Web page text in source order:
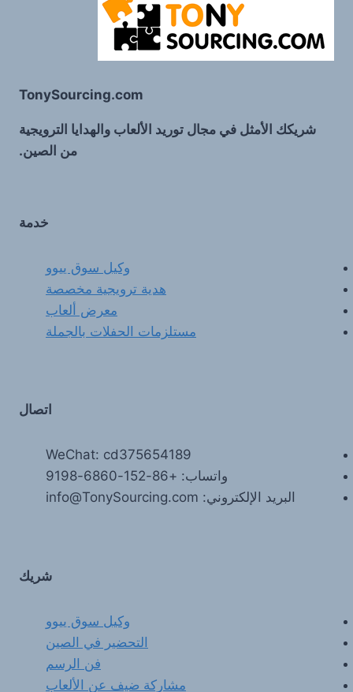
TonySourcing.com
شريكك الأمثل في مجال توريد الألعاب والهدايا الترويجية
من الصين.
خدمة
وكيل سوق ييوو
هدية ترويجية مخصصة
معرض ألعاب
مستلزمات الحفلات بالجملة
اتصال
WeChat: cd375654189
واتساب: +86-152-6860-9198
البريد الإلكتروني: info@TonySourcing.com
شريك
وكيل سوق ييوو
التحضير في الصين
فن الرسم
مشاركة ضيف عن الألعاب